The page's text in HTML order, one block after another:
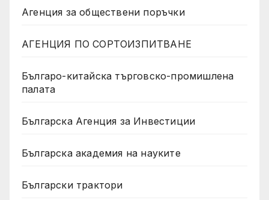
Агенция за обществени поръчки
АГЕНЦИЯ ПО СОРТОИЗПИТВАНЕ
Българо-китайска търговско-промишлена
палата
Българска Агенция за Инвестиции
Българска академия на науките
Български трактори